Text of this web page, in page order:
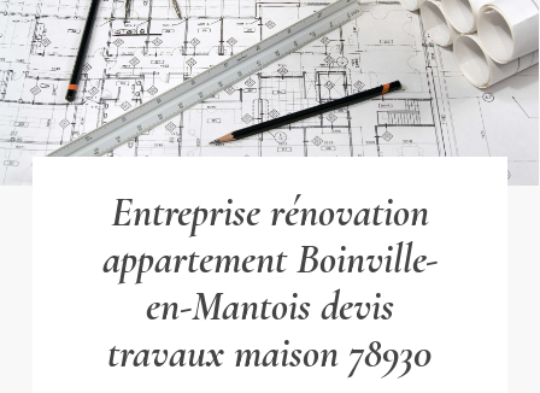
Entreprise rénovation
appartement Boinville-
en-Mantois devis
travaux maison 78930